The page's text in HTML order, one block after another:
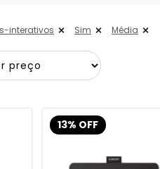
interativos Sim Média
13% OFF